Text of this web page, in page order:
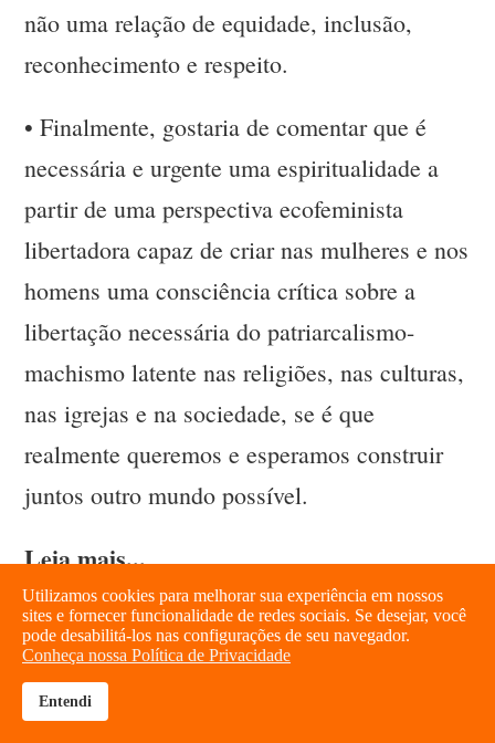
não uma relação de equidade, inclusão,
reconhecimento e respeito.
• Finalmente, gostaria de comentar que é
necessária e urgente uma espiritualidade a
partir de uma perspectiva ecofeminista
libertadora capaz de criar nas mulheres e nos
homens uma consciência crítica sobre a
libertação necessária do patriarcalismo-
machismo latente nas religiões, nas culturas,
nas igrejas e na sociedade, se é que
realmente queremos e esperamos construir
juntos outro mundo possível.
Leia mais...
>> Confira o artigo “Espiritualidade
libertadora”, de autoria de Marilú Rojas,
publicado nas Notícias do Dia do sítio do
brightness_high
Utilizamos cookies para melhorar sua experiência em nossos
sites e fornecer funcionalidade de redes sociais. Se desejar, você
pode desabilitá-los nas configurações de seu navegador.
Conheça nossa Política de Privacidade
Entendi